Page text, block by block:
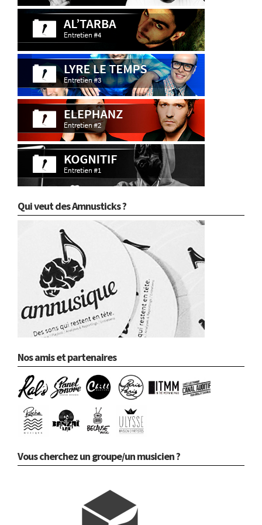
Qui veut des Amnusticks ?
Nos amis et partenaires
Vous cherchez un groupe/un musicien ?